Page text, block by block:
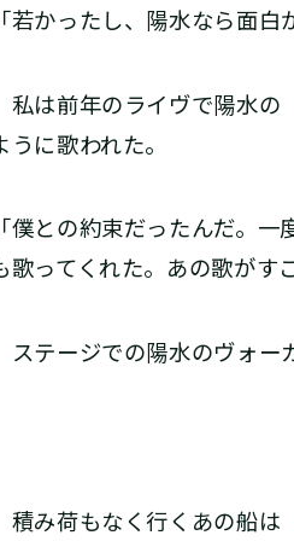
「若かったし、陽水なら面
私は前年のライヴで陽水の
うに歌われた。
「僕との約束だったんだ。
歌ってくれた。あの歌がす
ステージでの陽水のヴォー
積み荷もなく行くあの船